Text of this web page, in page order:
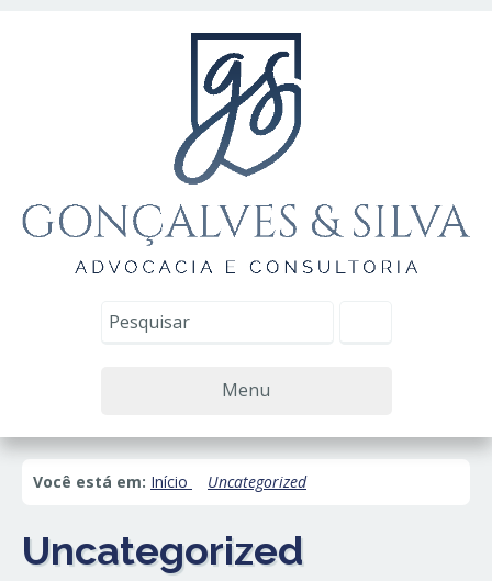
Menu
Você está em: Início Uncategorized
Uncategorized